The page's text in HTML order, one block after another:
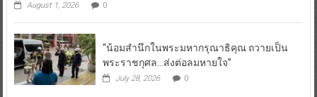
August 1, 2026 0
“น้อมสำนึกในพระมหากรุณาธิคุณ ถวายเป็น
พระราชกุศล…ส่งต่อลมหายใจ”
July 28, 2026 0